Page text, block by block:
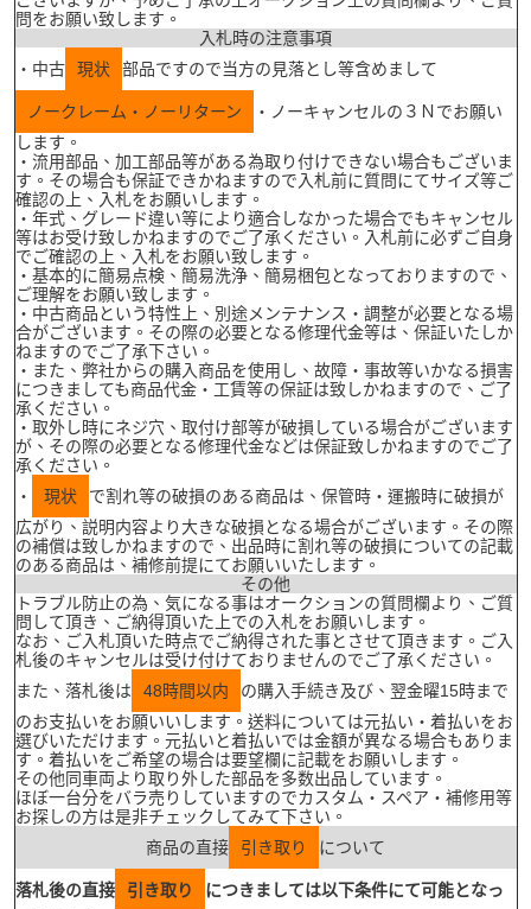
問をお願い致します。
入札時の注意事項
・中古
現状 部品ですので当方の見落とし等含めまして
ノークレーム・ノーリターン
・ノーキャンセルの３Ｎでお願い
します。
・流用部品、加工部品等がある為取り付けできない場合もございま
す。その場合も保証できかねますので入札前に質問にてサイズ等ご
確認の上、入札をお願いします。
・年式、グレード違い等により適合しなかった場合でもキャンセル
等はお受け致しかねますのでご了承ください。入札前に必ずご自身
でご確認の上、入札をお願い致します。
・基本的に簡易点検、簡易洗浄、簡易梱包となっておりますので、
ご理解をお願い致します。
・中古商品という特性上、別途メンテナンス・調整が必要となる場
合がございます。その際の必要となる修理代金等は、保証いたしか
ねますのでご了承下さい。
・また、弊社からの購入商品を使用し、故障・事故等いかなる損害
につきましても商品代金・工賃等の保証は致しかねますので、ご了
承ください。
・取外し時にネジ穴、取付け部等が破損している場合がございます
が、その際の必要となる修理代金などは保証致しかねますのでご了
承ください。
・
現状
で割れ等の破損のある商品は、保管時・運搬時に破損が
広がり、説明内容より大きな破損となる場合がございます。その際
の補償は致しかねますので、出品時に割れ等の破損についての記載
のある商品は、補修前提にてお願いいたします。
その他
トラブル防止の為、気になる事はオークションの質問欄より、ご質
問して頂き、ご納得頂いた上での入札をお願いします。
なお、ご入札頂いた時点でご納得された事とさせて頂きます。ご入
札後のキャンセルは受け付けておりませんのでご了承ください。
また、落札後は
48時間以内
の購入手続き及び、翌金曜15時まで
のお支払いをお願いいします。送料については元払い・着払いをお
選びいただけます。元払いと着払いでは金額が異なる場合もありま
す。着払いをご希望の場合は要望欄に記載をお願いします。
その他同車両より取り外した部品を多数出品しています。
ほぼ一台分をバラ売りしていますのでカスタム・スペア・補修用等
お探しの方は是非チェックしてみて下さい。
商品の直接
引き取り について
落札後の直接 引き取り
につきましては以下条件にて可能となっ